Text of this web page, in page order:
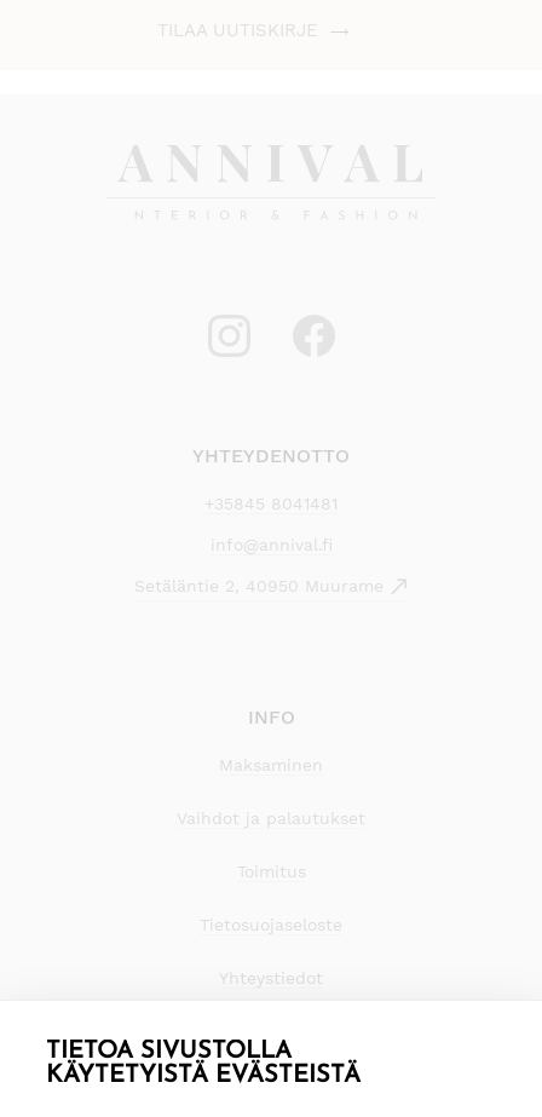
TIETOA SIVUSTOLLA
KÄYTETYISTÄ EVÄSTEISTÄ
TILAA UUTISKIRJE
YHTEYDENOTTO
+35845 8041481
info@annival.fi
Setäläntie 2, 40950 Muurame
INFO
Maksaminen
Vaihdot ja palautukset
Toimitus
Tietosuojaseloste
Yhteystiedot